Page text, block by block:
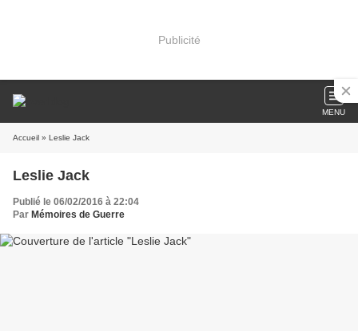
Publicité
MENU
Accueil » Leslie Jack
Leslie Jack
Publié le 06/02/2016 à 22:04
Par Mémoires de Guerre